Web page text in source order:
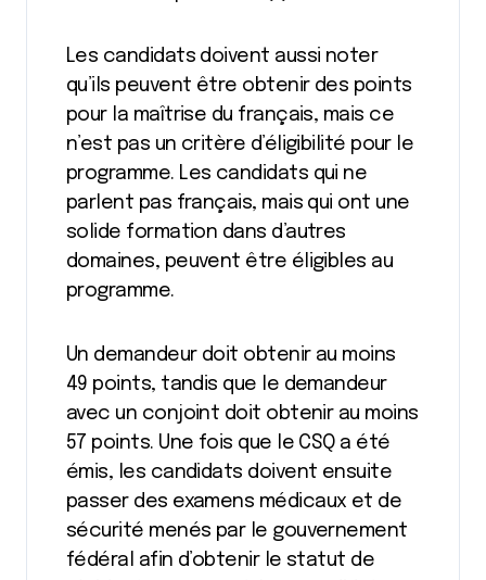
Les candidats doivent aussi noter
qu’ils peuvent être obtenir des points
pour la maîtrise du français, mais ce
n’est pas un critère d’éligibilité pour le
programme. Les candidats qui ne
parlent pas français, mais qui ont une
solide formation dans d’autres
domaines, peuvent être éligibles au
programme.
Un demandeur doit obtenir au moins
49 points, tandis que le demandeur
avec un conjoint doit obtenir au moins
57 points. Une fois que le CSQ a été
émis, les candidats doivent ensuite
passer des examens médicaux et de
sécurité menés par le gouvernement
fédéral afin d’obtenir le statut de